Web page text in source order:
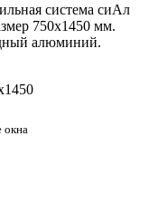
система сиАл
750x1450 мм.
алюминий.